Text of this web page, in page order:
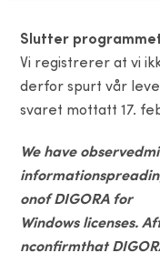
Slutter
Vi registrerer at vi
derfor spurt vår
svaret mottatt 17.
Wehave observed
information
onofDIGORA for
Windows licenses.
nconfirmthat